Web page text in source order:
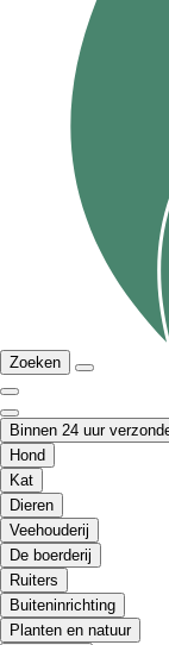
Zoeken
Binnen 24 uur
Hond
Kat
Dieren
Veehouderij
De boerderij
Ruiters
Buiteninrichting
Planten en natuur